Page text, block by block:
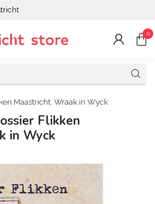
0
Maastricht: Wraak in Wyck
Flikken
in Wyck